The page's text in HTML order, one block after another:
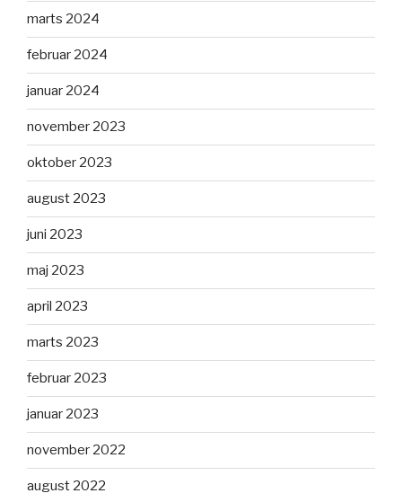
marts 2024
februar 2024
januar 2024
november 2023
oktober 2023
august 2023
juni 2023
maj 2023
april 2023
marts 2023
februar 2023
januar 2023
november 2022
august 2022